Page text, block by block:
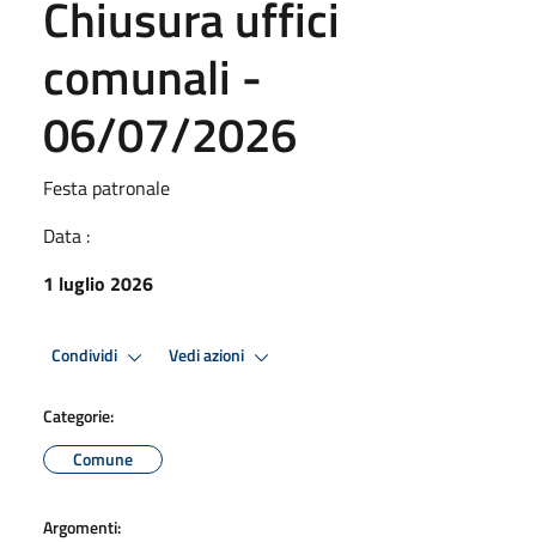
Chiusura uffici
comunali -
06/07/2026
Festa patronale
Data :
1 luglio 2026
Condividi Vedi azioni
Categorie:
Comune
Argomenti: